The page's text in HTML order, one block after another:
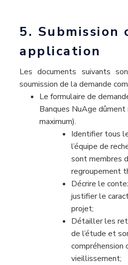
5.
application
Les documents suivants
soumission de la demande
Le formulaire de
Banques NuAge
maximum).
Identifier tous
l’équipe de
sont membres
regroupement
Décrire le
justifier le
projet;
Détailler les
de l’étude et
compréhension
vieillissement;